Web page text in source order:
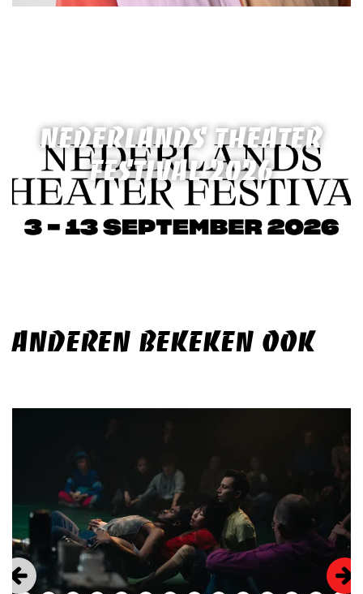
NEDERLANDS THEATER
FESTIVAL 2026
ANDEREN BEKEKEN OOK